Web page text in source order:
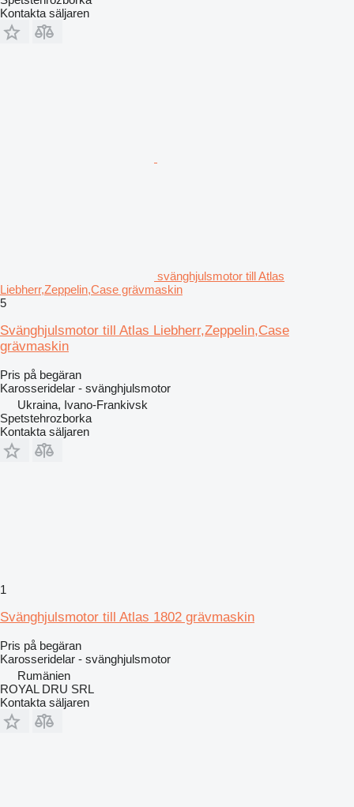
Kontakta säljaren
svänghjulsmotor till Atlas
Liebherr,Zeppelin,Case grävmaskin
5
Svänghjulsmotor till Atlas Liebherr,Zeppelin,Case
grävmaskin
Pris på begäran
Karosseridelar - svänghjulsmotor
Ukraina, Ivano-Frankivsk
Spetstehrozborka
Kontakta säljaren
1
Svänghjulsmotor till Atlas 1802 grävmaskin
Pris på begäran
Karosseridelar - svänghjulsmotor
Rumänien
ROYAL DRU SRL
Kontakta säljaren